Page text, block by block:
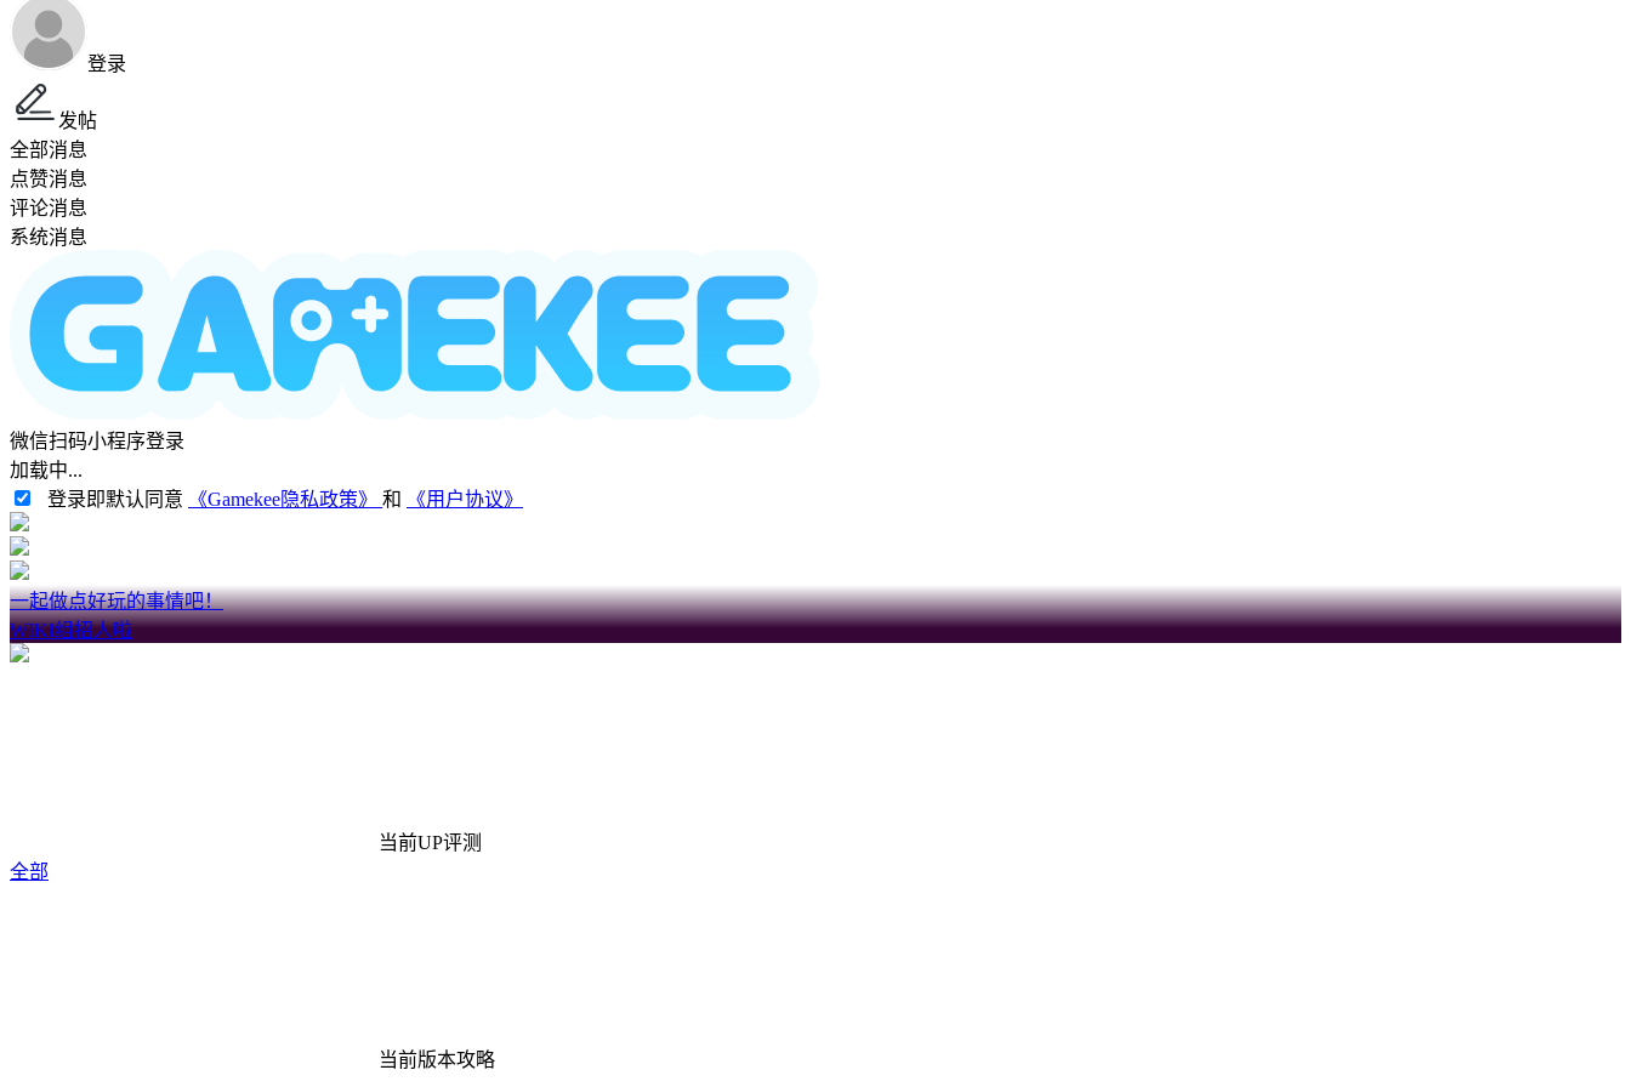
登录
发帖
全部消息
点赞消息
评论消息
系统消息
微信扫码小程序登录
加载中...
登录即默认同意
《Gamekee隐私政策》 和 《用户协议》
一起做点好玩的事情吧！
WIKI组招人啦
当前UP评测
全部
当前版本攻略